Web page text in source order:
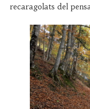
recaragolats del